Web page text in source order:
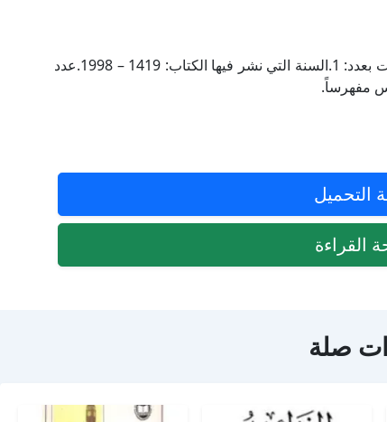
الناشر للكتاب: مكتبة التراث الإسلامي – القاهرة.مجلدات بعدد: 1.السنة التي نشر فيها الكتاب: 1419 – 1998.عدد
التحميل
القراءة
صلة